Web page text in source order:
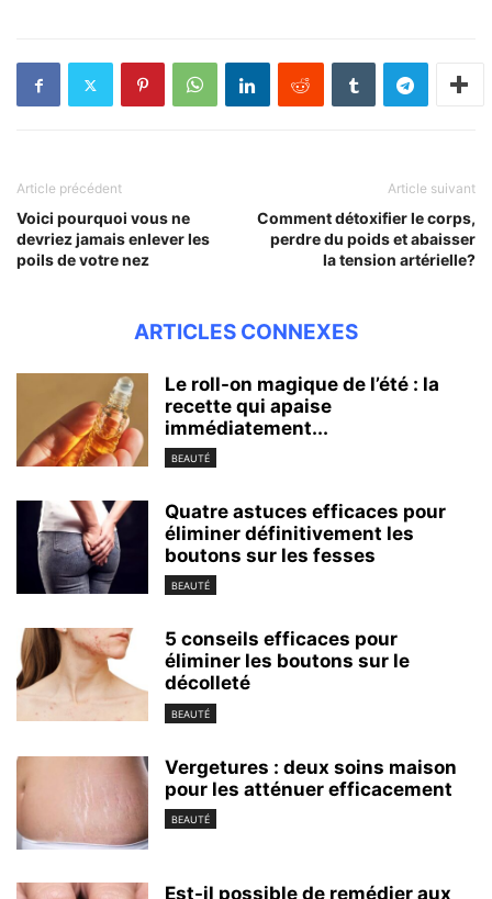
Article précédent
Voici pourquoi vous ne
devriez jamais enlever les
poils de votre nez
Article suivant
Comment détoxifier le corps,
perdre du poids et abaisser
la tension artérielle?
ARTICLES CONNEXES
Le roll-on magique de l’été : la
recette qui apaise
immédiatement...
BEAUTÉ
Quatre astuces efficaces pour
éliminer définitivement les
boutons sur les fesses
BEAUTÉ
5 conseils efficaces pour
éliminer les boutons sur le
décolleté
BEAUTÉ
Vergetures : deux soins maison
pour les atténuer efficacement
BEAUTÉ
Est-il possible de remédier aux